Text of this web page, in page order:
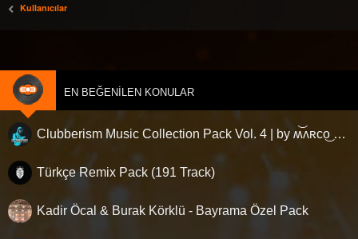
Kullanıcılar
EN BEĞENILEN KONULAR
Clubberism Music Collection Pack Vol. 4 | by ʍ͝ʌʀco͜ ʌɴϯσɴio ҇
Türkçe Remix Pack (191 Track)
Kadir Öcal & Burak Körklü - Bayrama Özel Pack